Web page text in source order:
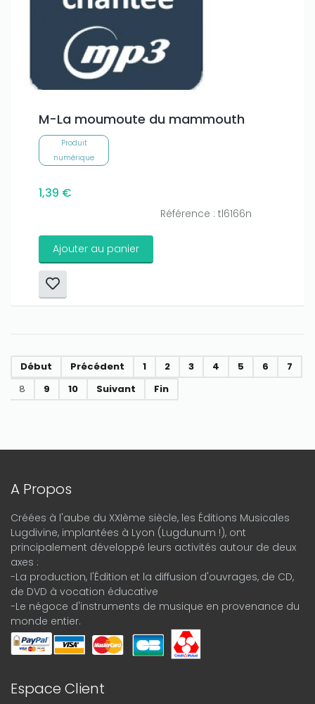
M-La moumoute du mammouth
Produit
numérique
1,39 €
Référence : tl6166n
Ajouter au panier
Début Précédent 1 2 3 4 5 6
7
8
9 10 Suivant Fin
A Propos
Créées à l'aube du XXIème siècle, les Éditions Musicales
Lugdivine, implantées à Lyon (Lugdunum !), ont
principalement développé leurs activités autour de deux
axes :
-La production, l'Édition et la diffusion d'ouvrages, de CD,
de DVD à vocation éducative
-Le négoce d'instruments de musique en provenance du
monde entier.
Espace Client